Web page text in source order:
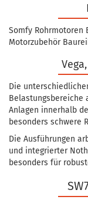
Somfy Rohrmotoren
Motorzubehör
Die
Belastungsbereiche
Anlagen innerhalb
besonders schwere
Die Ausführungen
und integrierter
besonders für